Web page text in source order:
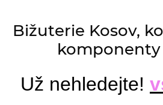
Bižuterie Kosov,
komponenty
Už nehledejte!